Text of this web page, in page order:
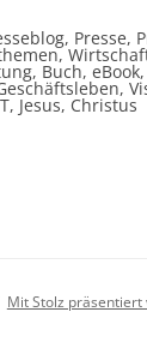
Presse,
Buch,
Jesus, Christus
Mit Stolz präsentiert